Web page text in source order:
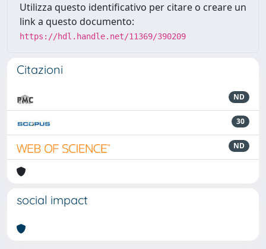
Utilizza questo identificativo per citare o creare un
link a questo documento:
https://hdl.handle.net/11369/390209
Citazioni
ND
30
ND
social impact